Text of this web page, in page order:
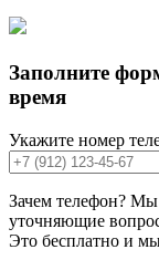
Заполните
время
Укажите номер
Зачем телефон? Мы
уточняющие
Это бесплатно и